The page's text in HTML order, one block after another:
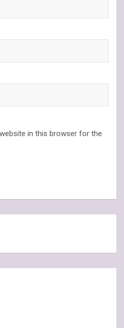
in this browser for the